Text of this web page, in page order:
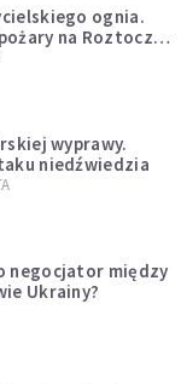
ognia.
na Roztoczu
zdjęcie
wyprawy.
niedźwiedzia
negocjator między
Ukrainy?